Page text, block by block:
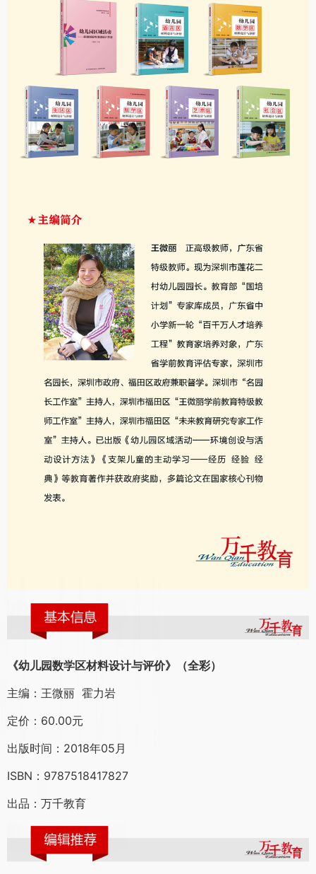
《幼儿园数学区材料设计与评价》（全彩）
主编：王微丽 霍力岩
定价：60.00元
出版时间：2018年05月
ISBN：9787518417827
出品：万千教育